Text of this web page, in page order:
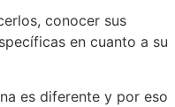
conocer sus
en cuanto a su
es diferente y por eso